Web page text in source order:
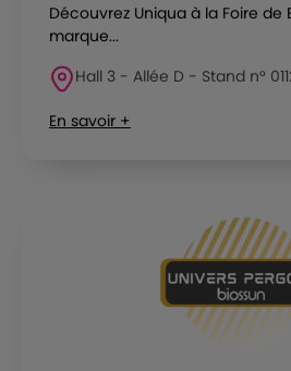
Découvrez Uniqua à la Foire de
marque...
Hall 3 - Allée D - Stand n°
En savoir +